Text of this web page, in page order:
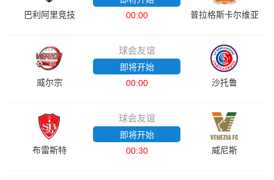
巴利阿里竞技
00:00
普拉格斯卡尔维亚
威尔宗
球会友谊
即将开始
00:00
沙托鲁
布雷斯特
球会友谊
即将开始
00:30
威尼斯